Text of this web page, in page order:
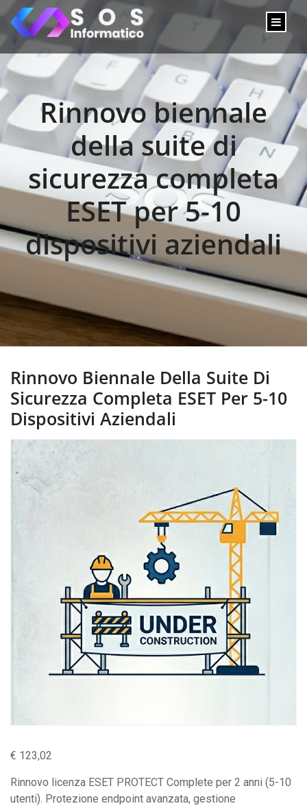
Rinnovo biennale
della suite di
sicurezza completa
ESET per 5-10
dispositivi aziendali
Rinnovo Biennale Della Suite Di
Sicurezza Completa ESET Per 5-10
Dispositivi Aziendali
€ 123,02
Rinnovo licenza ESET PROTECT Complete per 2 anni (5-10
utenti). Protezione endpoint avanzata, gestione